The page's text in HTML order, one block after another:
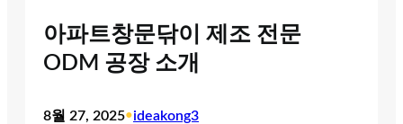
아파트창문닦이 제조 전문
ODM 공장 소개
8월 27, 2025•ideakong3